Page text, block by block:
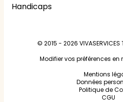
Handicaps
© 2015 - 2026 VIVASERVICES
Modifier vos préférences en
Mentions
Données
Politique de
CGU